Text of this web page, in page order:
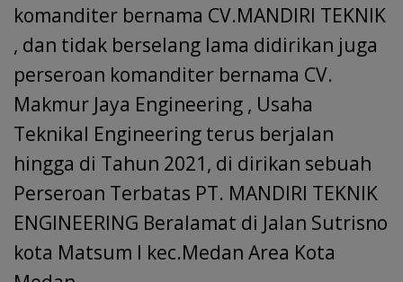
komanditer bernama CV.MANDIRI TEKNIK
, dan tidak berselang lama didirikan juga
perseroan komanditer bernama CV.
Makmur Jaya Engineering , Usaha
Teknikal Engineering terus berjalan
hingga di Tahun 2021, di dirikan sebuah
Perseroan Terbatas PT. MANDIRI TEKNIK
ENGINEERING Beralamat di Jalan Sutrisno
kota Matsum I kec.Medan Area Kota